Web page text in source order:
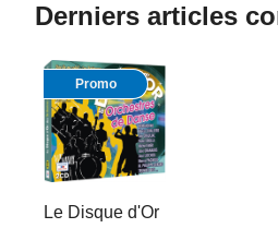
Derniers articles
Promo
Le Disque d'Or